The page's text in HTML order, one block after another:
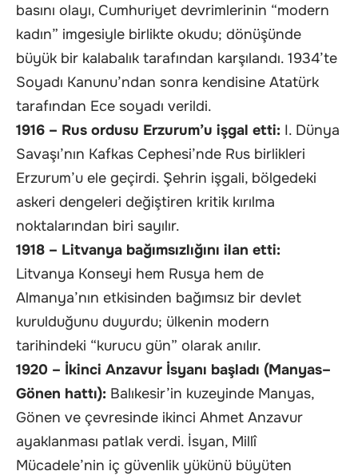
basını olayı, Cumhuriyet devrimlerinin “modern
kadın” imgesiyle birlikte okudu; dönüşünde
büyük bir kalabalık tarafından karşılandı. 1934’te
Soyadı Kanunu’ndan sonra kendisine Atatürk
tarafından Ece soyadı verildi.
1916 – Rus ordusu Erzurum’u işgal etti: I. Dünya
Savaşı’nın Kafkas Cephesi’nde Rus birlikleri
Erzurum’u ele geçirdi. Şehrin işgali, bölgedeki
askeri dengeleri değiştiren kritik kırılma
noktalarından biri sayılır.
1918 – Litvanya bağımsızlığını ilan etti:
Litvanya Konseyi hem Rusya hem de
Almanya’nın etkisinden bağımsız bir devlet
kurulduğunu duyurdu; ülkenin modern
tarihindeki “kurucu gün” olarak anılır.
1920 – İkinci Anzavur İsyanı başladı (Manyas–
Gönen hattı): Balıkesir’in kuzeyinde Manyas,
Gönen ve çevresinde ikinci Ahmet Anzavur
ayaklanması patlak verdi. İsyan, Millî
Mücadele’nin iç güvenlik yükünü büyüten